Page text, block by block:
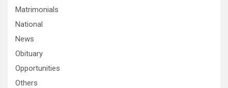
Matrimonials
National
News
Obituary
Opportunities
Others